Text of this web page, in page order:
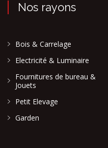
Nos rayons
Bois & Carrelage
Electricité & Luminaire
Fournitures de bureau &
Jouets
Petit Elevage
Garden